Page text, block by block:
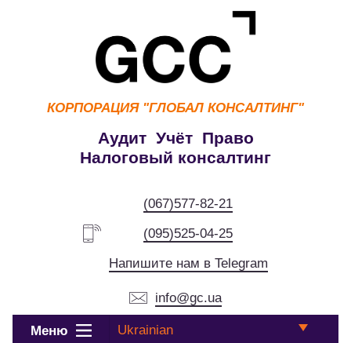
КОРПОРАЦИЯ "ГЛОБАЛ КОНСАЛТИНГ"
Аудит Учёт Право
Налоговый консалтинг
(067)577-82-21
(095)525-04-25
Напишите нам в Telegram
info@gc.ua
Меню Ukrainian